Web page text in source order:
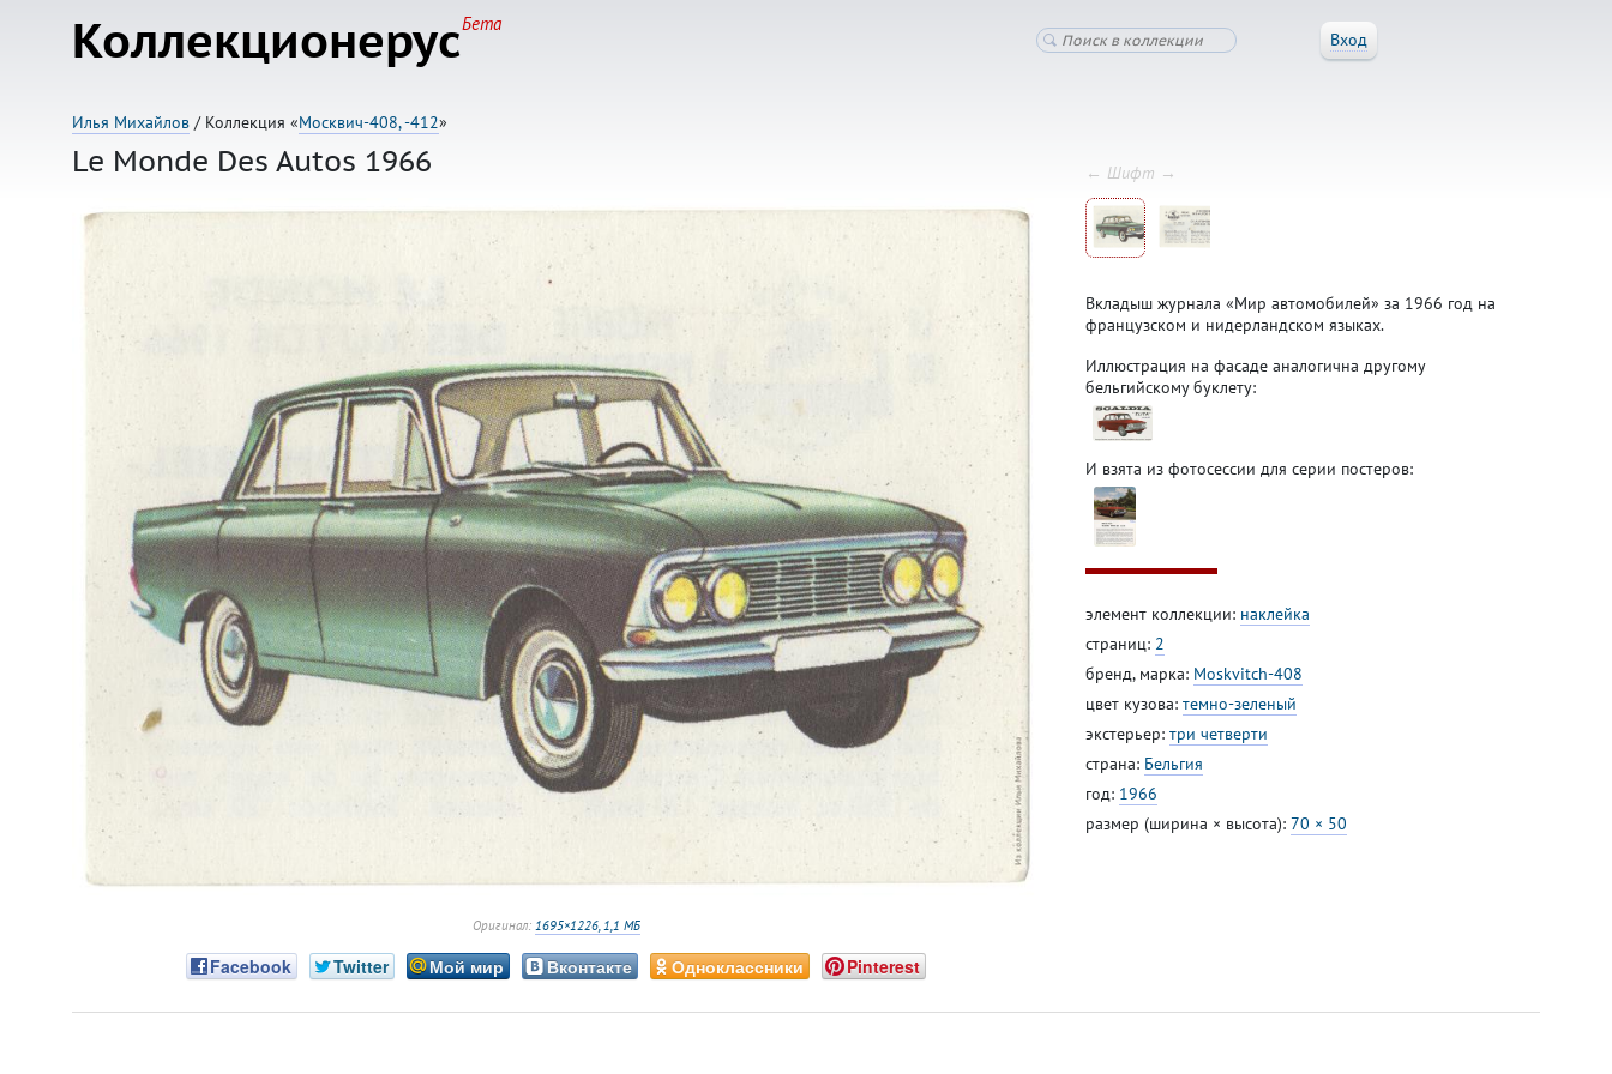
КоллекционерусБета
Вход
Илья Михайлов / Коллекция «Москвич-408, -412»
Le Monde Des Autos 1966
Оригинал: 1695×1226, 1,1 МБ
Facebook Twitter Мой мир Вконтакте Одноклассники Pinterest
← Шифт →
Вкладыш журнала «Мир автомобилей» за 1966 год на
французском и нидерландском языках.
Иллюстрация на фасаде аналогична другому
бельгийскому буклету:
И взята из фотосессии для серии постеров:
элемент коллекции: наклейка
страниц: 2
бренд, марка: Moskvitch-408
цвет кузова: темно-зеленый
экстерьер: три четверти
страна: Бельгия
год: 1966
размер (ширина × высота): 70 × 50